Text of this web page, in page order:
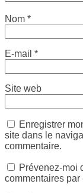
Nom *
E-mail *
Site web
Enregistrer
site dans le
commentaire.
Prévenez-moi
commentaires par